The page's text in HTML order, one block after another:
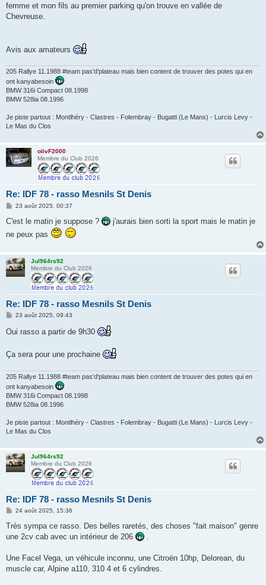
femme et mon fils au premier parking qu'on trouve en vallée de
Chevreuse.
Avis aux amateurs
205 Rallye 11.1988 #team pas'd'plateau mais bien content de trouver des potes qui en
ont kanyabesoin
BMW 316i Compact 08.1998
BMW 528ia 08.1996
Je piste partout : Montlhéry - Clastres - Folembray - Bugatti (Le Mans) - Lurcis Levy -
Le Mas du Clos
olivF2000
Membre du Club 2026
Re: IDF 78 - rasso Mesnils St Denis
M
s
a
23 août 2025, 00:37
C'est le matin je suppose ?
j'aurais bien sorti la sport mais le matin je
ne peux pas
Jul964rs92
Membre du Club 2026
Re: IDF 78 - rasso Mesnils St Denis
M
s
s
e
23 août 2025, 09:43
Oui rasso a partir de 9h30
Ça sera pour une prochaine
205 Rallye 11.1988 #team pas'd'plateau mais bien content de trouver des potes qui en
ont kanyabesoin
BMW 316i Compact 08.1998
BMW 528ia 08.1996
Je piste partout : Montlhéry - Clastres - Folembray - Bugatti (Le Mans) - Lurcis Levy -
Le Mas du Clos
Jul964rs92
Membre du Club 2026
Re: IDF 78 - rasso Mesnils St Denis
M
s
a
24 août 2025, 15:36
Très sympa ce rasso. Des belles raretés, des choses "fait maison" genre
une 2cv cab avec un intérieur de 206
.
Une Facel Vega, un véhicule inconnu, une Citroën 10hp, Delorean, du
muscle car, Alpine a110, 310 4 et 6 cylindres.